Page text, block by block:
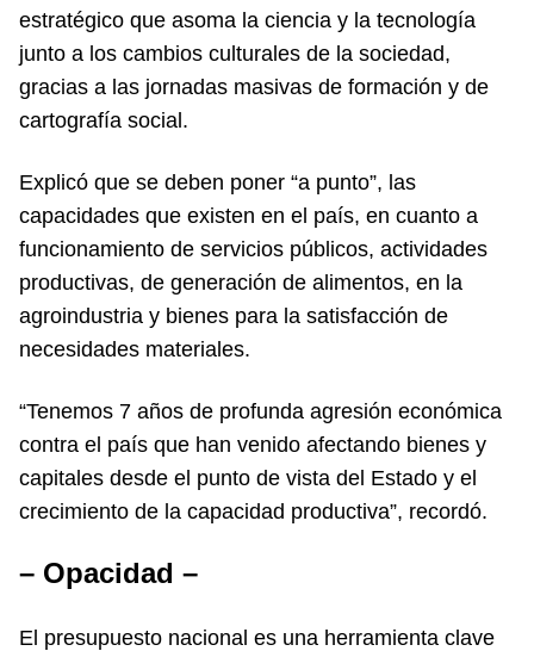
estratégico que asoma la ciencia y la tecnología
junto a los cambios culturales de la sociedad,
gracias a las jornadas masivas de formación y de
cartografía social.
Explicó que se deben poner “a punto”, las
capacidades que existen en el país, en cuanto a
funcionamiento de servicios públicos, actividades
productivas, de generación de alimentos, en la
agroindustria y bienes para la satisfacción de
necesidades materiales.
“Tenemos 7 años de profunda agresión económica
contra el país que han venido afectando bienes y
capitales desde el punto de vista del Estado y el
crecimiento de la capacidad productiva”, recordó.
– Opacidad –
El presupuesto nacional es una herramienta clave